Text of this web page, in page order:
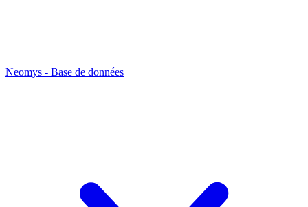
Neomys - Base de données